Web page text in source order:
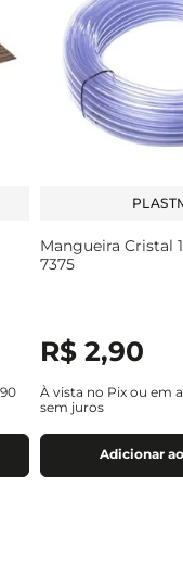
90
Mangueira Cristal
7375
R$ 2,90
À vista no Pix ou em
sem juros
Adicionar